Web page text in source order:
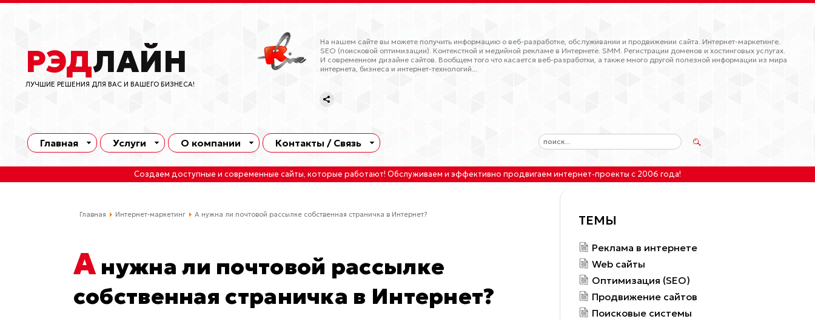
РЭДЛАЙН
ЛУЧШИЕ РЕШЕНИЯ ДЛЯ ВАС И ВАШЕГО БИЗНЕСА!
На нашем сайте вы можете получить информацию о веб-разработке, обслуживании и продвижении сайта. Интернет-маркетинге.
SEO (поисковой оптимизации). Контекстной и медийной рекламе в Интернете. SMM. Регистрации доменов и хостинговых услугах.
И современном дизайне сайтов. Вообщем того что касается веб-разработки, а также много другой полезной информации из мира
интернета, бизнеса и интернет-технологий...
Главная Услуги О компании Контакты / Связь
Создаем доступные и современные сайты, которые работают! Обслуживаем и эффективно продвигаем интернет-проекты с 2006 года!
Главная Интернет-маркетинг А нужна ли почтовой рассылке собственная страничка в Интернет?
Анужна ли почтовой рассылке
собственная страничка в Интернет?
ТЕМЫ
Реклама в интернете
Web сайты
Оптимизация (SEO)
Продвижение сайтов
Поисковые системы